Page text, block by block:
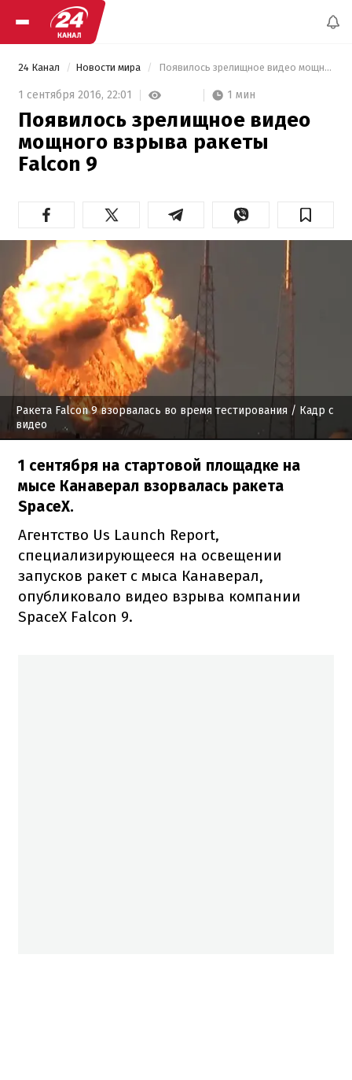
24 Канал Новости мира Появилось зрелищное видео мощного взрыва ракеты Falcon 9
1 сентября 2016, 22:01 1 мин
Появилось зрелищное видео
мощного взрыва ракеты
Falcon 9
Ракета Falcon 9 взорвалась во время тестирования / Кадр с
видео
1 сентября на стартовой площадке на
мысе Канаверал взорвалась ракета
SpaceX.
Агентство Us Launch Report,
специализирующееся на освещении
запусков ракет с мыса Канаверал,
опубликовало видео взрыва компании
SpaceX Falcon 9.